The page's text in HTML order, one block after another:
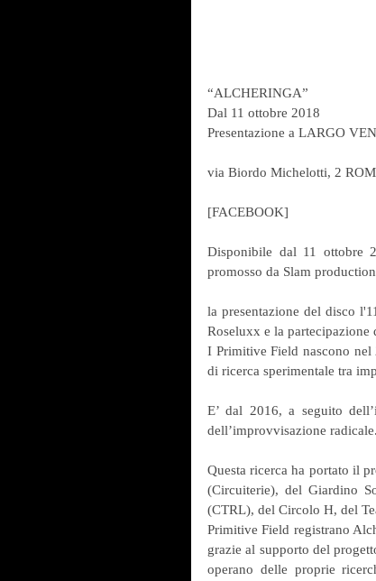
“ALCHERINGA”
Dal 11 ottobre 2018
Presentazione a LARGO
via Biordo Michelotti, 2
[FACEBOOK]
Disponibile dal 11 ottobre
promosso da Slam
la presentazione del disco
Roseluxx e la partecipazione
I Primitive Field nascono nel
di ricerca sperimentale tra
E’ dal 2016, a seguito
dell’improvvisazione radicale.
Questa ricerca ha portato il
(Circuiterie), del Giardino
(CTRL), del Circolo H, del
Primitive Field registrano
grazie al supporto del
operano delle proprie